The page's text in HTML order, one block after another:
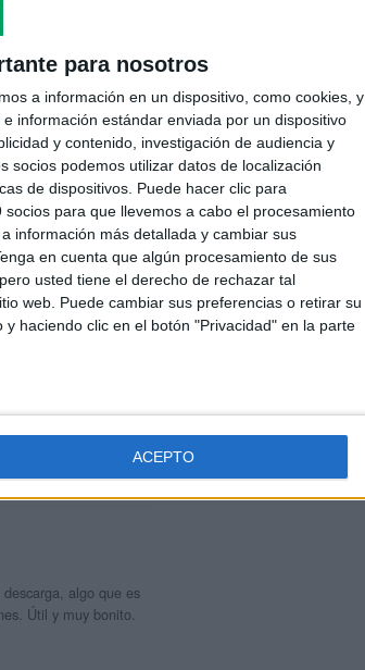
para nosotros
a información en un dispositivo, como cookies, y
información estándar enviada por un dispositivo
y contenido, investigación de audiencia y
socios podemos utilizar datos de localización
de dispositivos. Puede hacer clic para
para que llevemos a cabo el procesamiento
información más detallada y cambiar sus
en cuenta que algún procesamiento de sus
usted tiene el derecho de rechazar tal
web. Puede cambiar sus preferencias o retirar su
haciendo clic en el botón "Privacidad" en la parte
ACEPTO
algo que es
Útil y muy bonito.